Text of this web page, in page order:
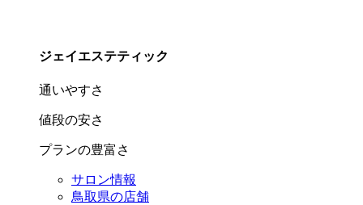
ジェイエステティック
通いやすさ
値段の安さ
プランの豊富さ
サロン情報
鳥取県の店舗